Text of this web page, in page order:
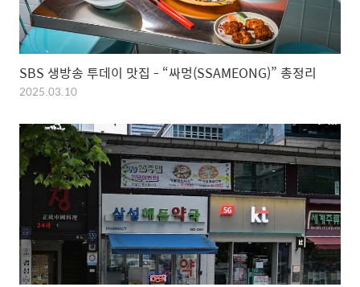
SBS 생방송 투데이 맛집 - “싸멍(SSAMEONG)” 총정리
2025.03.10